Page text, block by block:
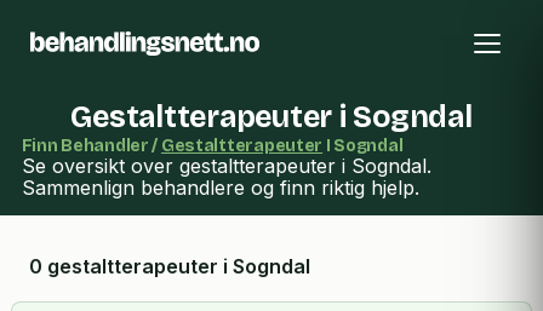
Gestaltterapeuter i Sogndal
Finn Behandler / Gestaltterapeuter I Sogndal
Se oversikt over gestaltterapeuter i Sogndal.
Sammenlign behandlere og finn riktig hjelp.
0 gestaltterapeuter i Sogndal